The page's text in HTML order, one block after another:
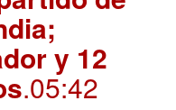
y 12
.05:42